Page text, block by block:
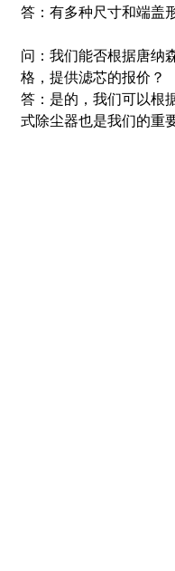
答：有多种尺寸和端盖
问：我们能否根据唐纳
格，提供滤芯的报价？
答：是的，我们可以根
式除尘器也是我们的重